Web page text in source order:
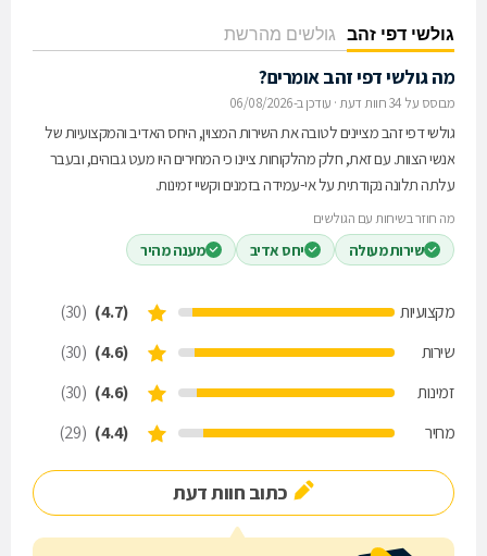
גולשי דפי זהב גולשים מהרשת
מה גולשי דפי זהב אומרים?
מבוסס על 34 חוות דעת · עודכן ב-06/08/2026
גולשי דפי זהב מציינים לטובה את השירות המצוין, היחס האדיב והמקצועיות של
אנשי הצוות. עם זאת, חלק מהלקוחות ציינו כי המחירים היו מעט גבוהים, ובעבר
עלתה תלונה נקודתית על אי-עמידה בזמנים וקשיי זמינות.
מה חוזר בשיחות עם הגולשים
שירות מעולה יחס אדיב מענה מהיר
מקצועיות (4.7)
(30)
שירות
(4.6)
(30)
זמינות
(4.6)
(30)
מחיר
(4.4)
(29)
כתוב חוות דעת